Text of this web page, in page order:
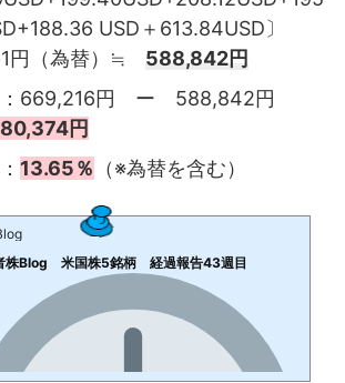
USD＋613.84USD〕
円（為替）≒ 588,842円
：669,216円 ー 588,842円
80,374円
13.65％ （※為替を含む）
株Blog 米国株5銘柄 経過報告43週目